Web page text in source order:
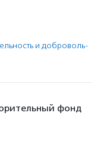
и доброволь­
фонд